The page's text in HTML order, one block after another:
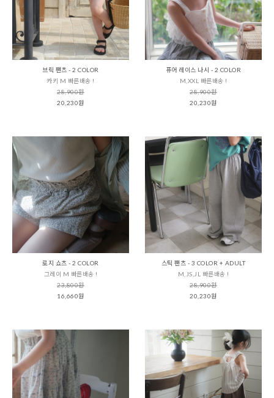
브릭 팬츠 - 2 COLOR
카키 M 빠른배송 !
28,900원
20,230원
퓨어 레이스 나시 - 2 COLOR
M,XXL 빠른배송 !
28,900원
20,230원
로지 쇼츠 - 2 COLOR
그레이 M 빠른배송 !
23,800원
16,660원
스틱 팬츠 - 3 COLOR + ADULT
M,JS,JL 빠른배송 !
28,900원
20,230원